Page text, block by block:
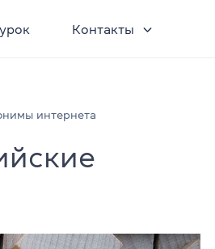
Контакты
интернета